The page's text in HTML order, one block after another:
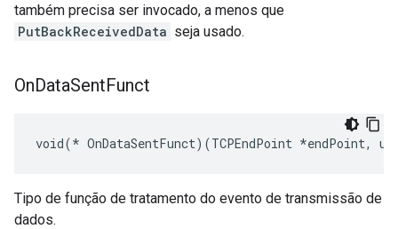
também precisa ser invocado, a menos que
PutBackReceivedData seja usado.
OnDataSentFunct
void(* OnDataSentFunct)(TCPEndPoint *endPoint,
Tipo de função de tratamento do evento de transmissão de
dados.